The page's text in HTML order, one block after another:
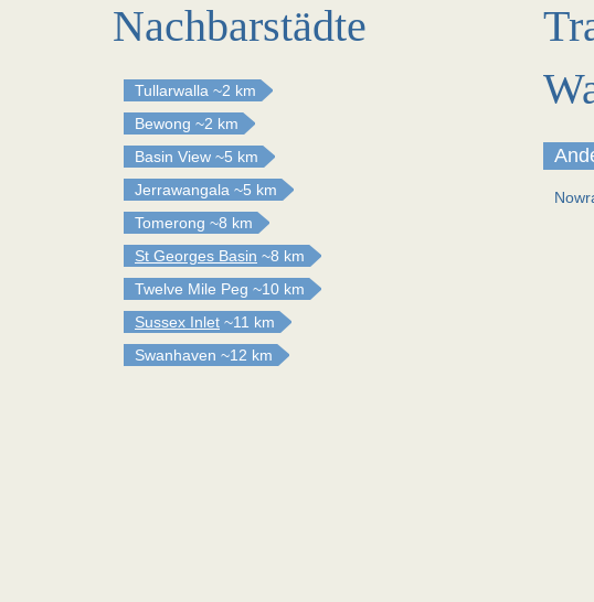
Nachbarstädte
Tullarwalla ~2 km
Bewong ~2 km
Basin View ~5 km
Jerrawangala ~5 km
Tomerong ~8 km
St Georges Basin ~8 km
Twelve Mile Peg ~10 km
Sussex Inlet ~11 km
Swanhaven ~12 km